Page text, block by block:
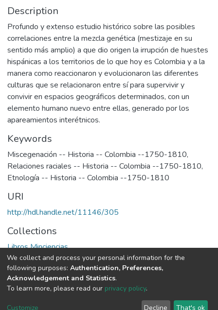
Description
Profundo y extenso estudio histórico sobre las posibles
correlaciones entre la mezcla genética (mestizaje en su
sentido más amplio) a que dio origen la irrupción de huestes
hispánicas a los territorios de lo que hoy es Colombia y a la
manera como reaccionaron y evolucionaron las diferentes
culturas que se relacionaron entre sí para supervivir y
convivir en espacios geográficos determinados, con un
elemento humano nuevo entre ellas, generado por los
apareamientos interétnicos.
Keywords
Miscegenación -- Historia -- Colombia --1750-1810,
Relaciones raciales -- Historia -- Colombia --1750-1810,
Etnología -- Historia -- Colombia --1750-1810
URI
http://hdl.handle.net/11146/305
Collections
Libros Minciencias
Full item page
DSpace software copyright © 2002-2026
Cookie End User Send
We collect and process your personal information for the
following purposes: Authentication, Preferences,
Acknowledgement and Statistics.
To learn more, please read our privacy policy.
Customize Decline That's ok